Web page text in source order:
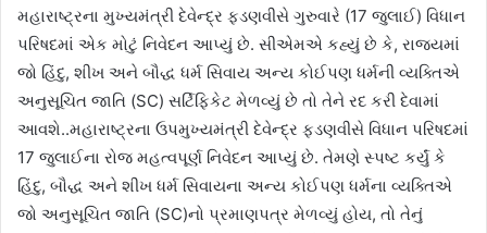
મહારાષ્ટ્રના મુખ્યમંત્રી દેવેન્દ્ર ફડણવીસે ગુરુવારે (17 જુલાઈ) વિધાન
પરિષદમાં એક મોટું નિવેદન આપ્યું છે. સીએમએ કહ્યું છે કે, રાજ્યમાં
જો હિંદુ, શીખ અને બૌદ્ધ ધર્મ સિવાય અન્ય કોઈપણ ધર્મની વ્યક્તિએ
અનુસૂચિત જાતિ (SC) સર્ટિફિકેટ મેળવ્યું છે તો તેને રદ કરી દેવામાં
આવશે..મહારાષ્ટ્રના ઉપમુખ્યમંત્રી દેવેન્દ્ર ફડણવીસે વિધાન પરિષદમાં
17 જુલાઈના રોજ મહત્વપૂર્ણ નિવેદન આપ્યું છે. તેમણે સ્પષ્ટ કર્યું કે
હિંદુ, બૌદ્ધ અને શીખ ધર્મ સિવાયના અન્ય કોઈપણ ધર્મના વ્યક્તિએ
જો અનુસૂચિત જાતિ (SC)નો પ્રમાણપત્ર મેળવ્યું હોય, તો તેનું